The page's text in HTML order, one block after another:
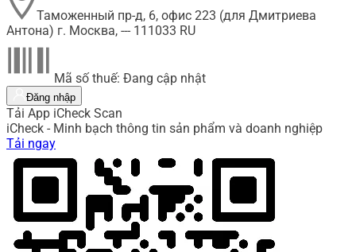
Таможенный пр-д, 6, офис 223 (для Дмитриева
Антона) г. Москва, --- 111033 RU
Mã số thuế: Đang cập nhật
Đăng nhập
Tải App iCheck Scan
iCheck - Minh bạch thông tin sản phẩm và doanh nghiệp
Tải ngay